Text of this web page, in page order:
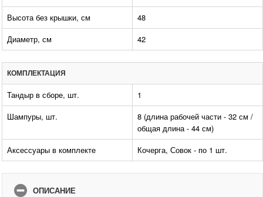
Высота без крышки, см
48
Диаметр, см
42
КОМПЛЕКТАЦИЯ
Тандыр в сборе, шт.
1
Шампуры, шт.
8 (длина рабочей части - 32 см /
общая длина - 44 см)
Аксессуары в комплекте
Кочерга, Совок - по 1 шт.
ОПИСАНИЕ